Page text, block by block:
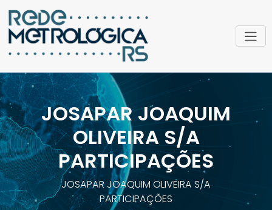
JOSAPAR JOAQUIM
OLIVEIRA S/A
PARTICIPAÇÕES
JOSAPAR JOAQUIM OLIVEIRA S/A
PARTICIPAÇÕES